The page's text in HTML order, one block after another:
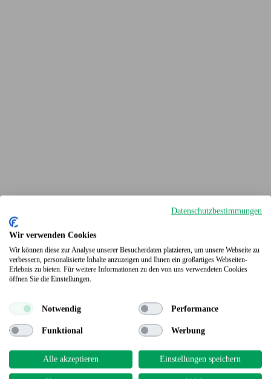
Terrassendielen
Datenschutzbestimmungen
Wir verwenden Cookies
Wir können diese zur Analyse unserer Besucherdaten platzieren, um unsere Webseite zu
verbessern, personalisierte Inhalte anzuzeigen und Ihnen ein großartiges Webseiten-
Erlebnis zu bieten. Für weitere Informationen zu den von uns verwendeten Cookies
öffnen Sie die Einstellungen.
Notwendig Performance
Funktional Werbung
Alle akzeptieren Einstellungen speichern